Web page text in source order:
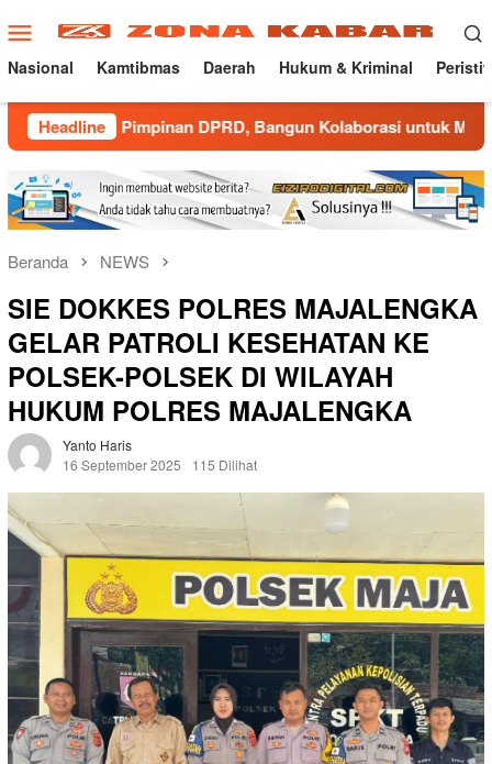
ke
konten
Menu
Mobile
Nasional Kamtibmas Daerah Hukum & Kriminal
Headline
DPRD, Bangun Kolaborasi untuk Majalengka Kondusif
Beranda NEWS
SIE DOKKES POLRES MAJALENGKA
GELAR PATROLI KESEHATAN KE
POLSEK-POLSEK DI WILAYAH
HUKUM POLRES MAJALENGKA
Yanto Haris
16 September 2025
115 Dilihat